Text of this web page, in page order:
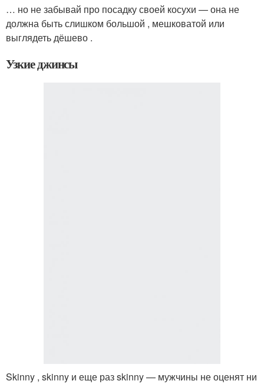
… но не забывай про посадку своей косухи — она не
должна быть слишком большой , мешковатой или
выглядеть дёшево .
Узкие джинсы
Skinny , skinny и еще раз skinny — мужчины не оценят ни